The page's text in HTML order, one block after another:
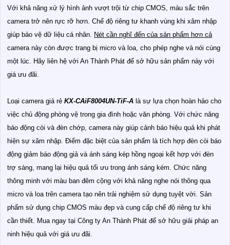
Với khả năng xử lý hình ảnh vượt trội từ chip CMOS, màu sắc trên
camera trở nên rực rỡ hơn. Chế độ riêng tư khanh vùng khi xâm nhập
giúp bảo vệ dữ liệu cá nhân. Nét cần nghĩ đến của sản phẩm hơn cả
camera này còn được trang bị micro và loa, cho phép nghe và nói cùng
một lúc. Hãy liên hệ với An Thành Phát để sở hữu sản phẩm này với
giá ưu đãi.
Loại camera giá rẻ KX-CAiF8004UN-TiF-A là sự lựa chọn hoàn hảo cho
việc chủ động phòng vệ trong gia đình hoặc văn phòng. Với chức năng
báo động còi và đèn chớp, camera này giúp cảnh báo hiệu quả khi phát
hiện sự xâm nhập. Điểm đặc biệt của sản phẩm là tích hợp đèn còi báo
động giảm báo động giả và ánh sáng kép hồng ngoại kết hợp với đèn
trợ sáng, mang lại hiệu quả tối ưu trong ánh sáng kém. Chức năng
thông minh với màu ban đêm cộng với khả năng nghe nói thông qua
micro và loa trên camera tạo nên trải nghiệm sử dụng tuyệt vời. Sản
phẩm sử dụng chip CMOS màu đẹp và cung cấp chế độ riêng tư khi
cần thiết. Mua ngay tại Công ty An Thành Phát để sở hữu giải pháp an
ninh hiệu quả với giá ưu đãi.